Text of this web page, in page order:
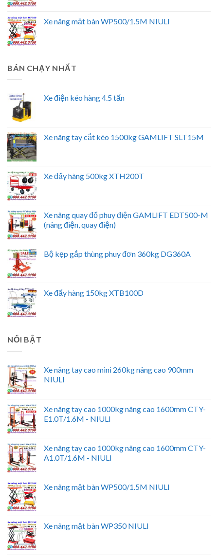
Xe nâng mặt bàn WP500/1.5M NIULI
BÁN CHẠY NHẤT
Xe điện kéo hàng 4.5 tấn
Xe nâng tay cắt kéo 1500kg GAMLIFT SLT15M
Xe đẩy hàng 500kg XTH200T
Xe nâng quay đổ phuy điện GAMLIFT EDT500-M
(nâng điện, quay điện)
Bộ kẹp gắp thùng phuy đơn 360kg DG360A
Xe đẩy hàng 150kg XTB100D
NỔI BẬT
Xe nâng tay cao mini 260kg nâng cao 900mm
NIULI
Xe nâng tay cao 1000kg nâng cao 1600mm CTY-
E1.0T/1.6M - NIULI
Xe nâng tay cao 1000kg nâng cao 1600mm CTY-
A1.0T/1.6M - NIULI
Xe nâng mặt bàn WP500/1.5M NIULI
Xe nâng mặt bàn WP350 NIULI